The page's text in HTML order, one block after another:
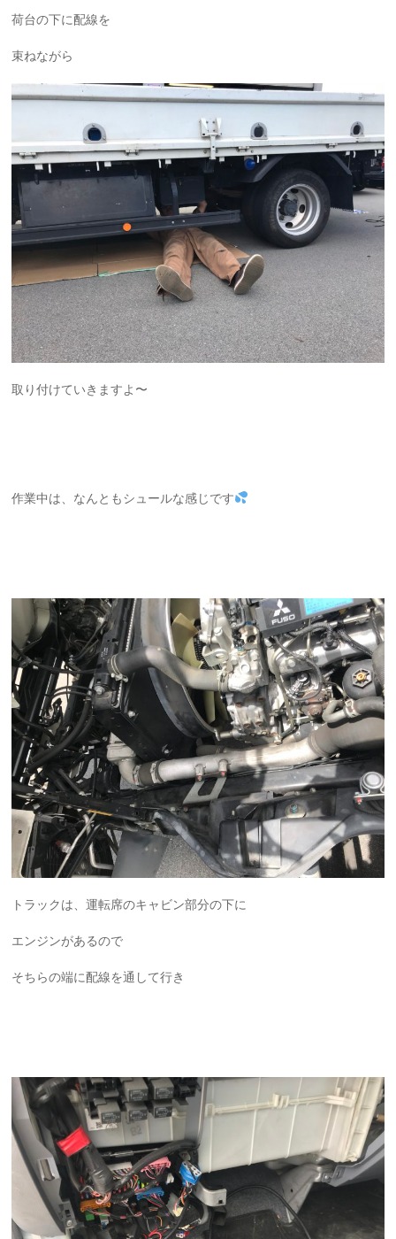
荷台の下に配線を
束ねながら
取り付けていきますよ〜
作業中は、なんともシュールな感じです
トラックは、運転席のキャビン部分の下に
エンジンがあるので
そちらの端に配線を通して行き